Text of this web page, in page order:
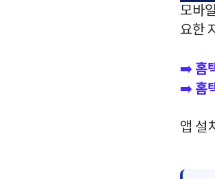
모바
요한
➡️ 홈
➡️ 홈
앱 설